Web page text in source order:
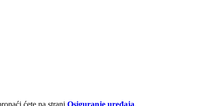
ćete na strani Osiguranje uređaja.